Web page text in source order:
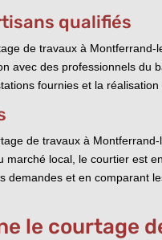
qualifiés
de travaux à
avec des professionnels du
fournies et la
de travaux à
marché local, le courtier est
demandes et en comparant
le courtage